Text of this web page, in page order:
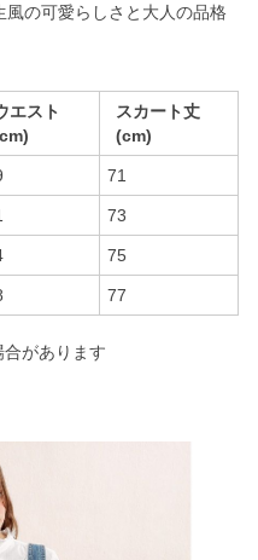
の可愛らしさと大人の品格
エスト
スカート丈
(cm)
71
73
75
77
があります